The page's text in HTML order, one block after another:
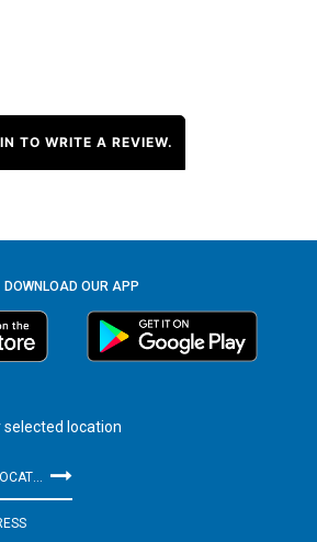
TO WRITE A REVIEW.
DOWNLOAD OUR APP
selected location